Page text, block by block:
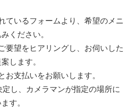
ているフォームより、希望のメニ
ください。
要望をヒアリングし、お伺いした
します。
お支払いをお願いします。
し、カメラマンが指定の場所に
す。